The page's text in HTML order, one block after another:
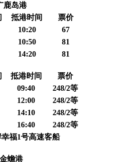
鹿岛港
抵港时间
票价
10:20
67
10:50
81
14:20 81
抵港时间
票价
09:40
248/2等
12:00
248/2等
14:10
248/2等
16:40
248/2等
福1号高速客船
蟾港